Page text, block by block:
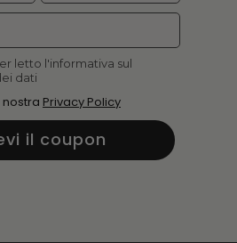
letto l'informativa sul
dati
nostra Privacy Policy
il coupon